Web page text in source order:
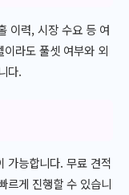
이력, 시장 수요 등 여
라도 풀셋 여부와 외
다.
가능합니다. 무료 견적
르게 진행할 수 있습니